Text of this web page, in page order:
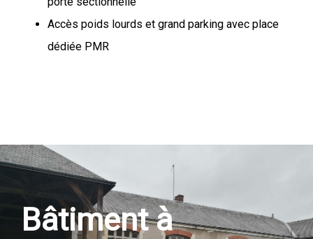
Accès poids lourds et grand parking avec place
dédiée PMR
Bâtiment à